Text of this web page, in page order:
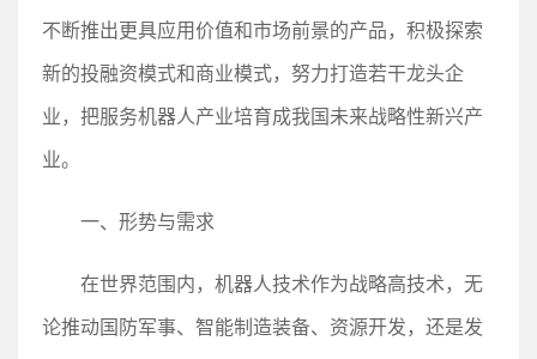
不断推出更具应用价值和市场前景的产品，积极探索
新的投融资模式和商业模式，努力打造若干龙头企
业，把服务机器人产业培育成我国未来战略性新兴产
业。
一、形势与需求
在世界范围内，机器人技术作为战略高技术，无
论推动国防军事、智能制造装备、资源开发，还是发